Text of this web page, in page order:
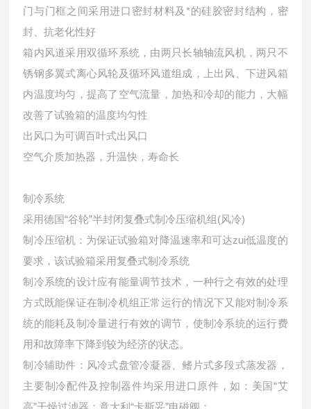
门与门框之间采用进口密封材料及*的硅胶密封结构，密
封、抗老化性好
箱内风道采用双循环系统，由两只长轴轴流风机，两只不
锈钢多翼式离心风轮及循环风道组成，上出风、下进风箱
内温度均匀，提高了空气流量，加热和冷却的能力，大幅
改善了试验箱的温度均匀性
出风口为可调百叶式出风口
空气介质加热器，升温快，寿命长
制冷系统
采用德国“谷轮”半封闭复叠式制冷压缩机组(风冷)
制冷压缩机：为保证试验箱对降温速率和可达zui低温度的
要求，该试验箱采用复叠式制冷系统
制冷系统的设计应有能量调节技术，一种行之有效的处理
方式既能保证在制冷机组正常运行的情况下又能对制冷系
统的能耗及制冷量进行有效的调节，使制冷系统的运行费
用和故障率下降到较为经济的状态。
制冷辅助件：风冷式盘管冷凝器、鳍片式多段式蒸发器，
主要制冷配件及控制器件均采用进口原件，如：美国“艾
高”干燥过滤器；意大利“卡斯妥”电磁阀；